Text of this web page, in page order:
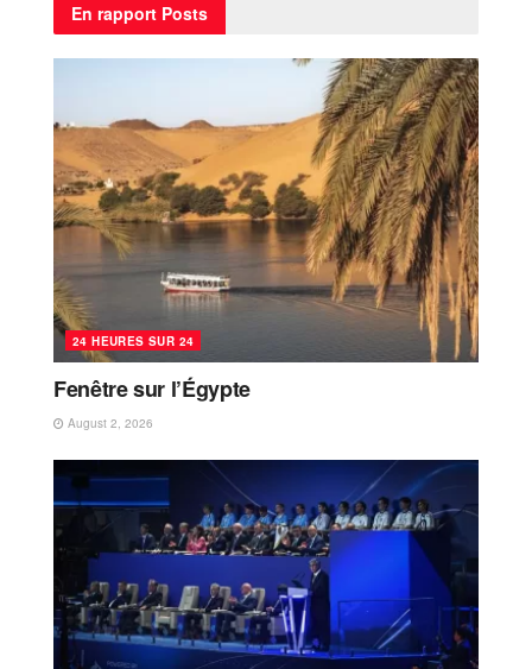
En rapport Posts
24 HEURES SUR 24
Fenêtre sur l’Égypte
August 2, 2026